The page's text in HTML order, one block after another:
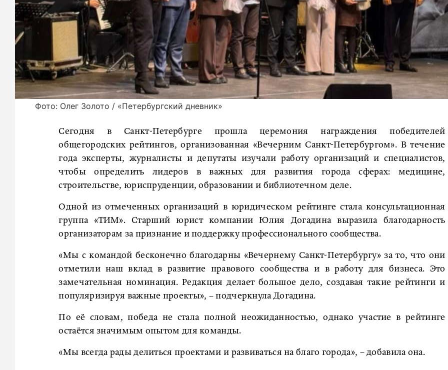
Фото: Олег Золото / «Петербургский дневник»
Сегодня в Санкт-Петербурге прошла церемония награждения победителей
общегородских рейтингов, организованная «Вечерним Санкт-Петербургом». В течение
года эксперты, журналисты и депутаты изучали работу организаций и специалистов,
чтобы определить лидеров в важных для развития города сферах: медицине,
строительстве, юриспруденции, образовании и библиотечном деле.
Одной из отмеченных организаций в юридическом рейтинге стала консультационная
группа «ТИМ». Старший юрист компании Юлия Догадина выразила благодарность
организаторам за признание и поддержку профессионального сообщества.
«Мы с командой бесконечно благодарны «Вечернему Санкт-Петербургу» за то, что они
отметили наш вклад в развитие правового сообщества и в работу для бизнеса. Это
замечательная номинация. Редакция делает большое дело, создавая такие рейтинги и
популяризируя важные проекты», – подчеркнула Догадина.
По её словам, победа не стала полной неожиданностью, однако участие в рейтинге
остаётся значимым опытом для команды.
«Мы всегда рады делиться проектами и развиваться на благо города», – добавила она.